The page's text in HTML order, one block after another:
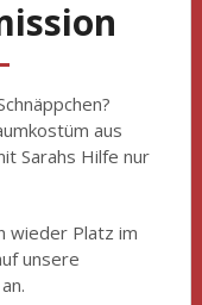
aus
Sarahs Hilfe nur
wieder Platz im
unsere